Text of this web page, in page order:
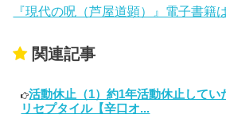
『現代の呪（芦屋道顕）』電子書籍
関連記事
活動休止（1）約1年活動休止してい
リセプタイル【辛口オ...